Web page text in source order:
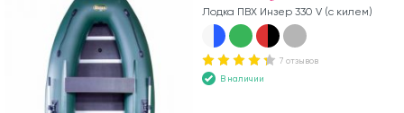
Лодка ПВХ Инзер 330 V (с килем)
7 отзывов
В наличии